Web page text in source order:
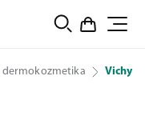
dermokozmetika Vichy